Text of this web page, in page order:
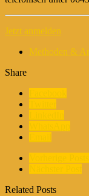
Jetzt anmelden
Methoden &
Share
Related Posts